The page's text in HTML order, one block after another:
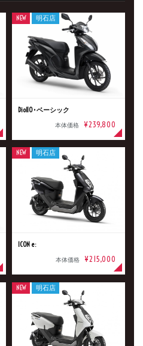
Dio110･ベーシック
本体価格 ¥239,800
NEW 明石店
ICON e:
本体価格 ¥215,000
NEW 明石店
NEW 明石店
中古車